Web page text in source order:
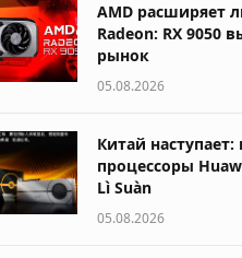
AMD расширяет
Radeon: RX 9050
рынок
05.08.2026
Китай
процессоры
Lì Suàn
05.08.2026